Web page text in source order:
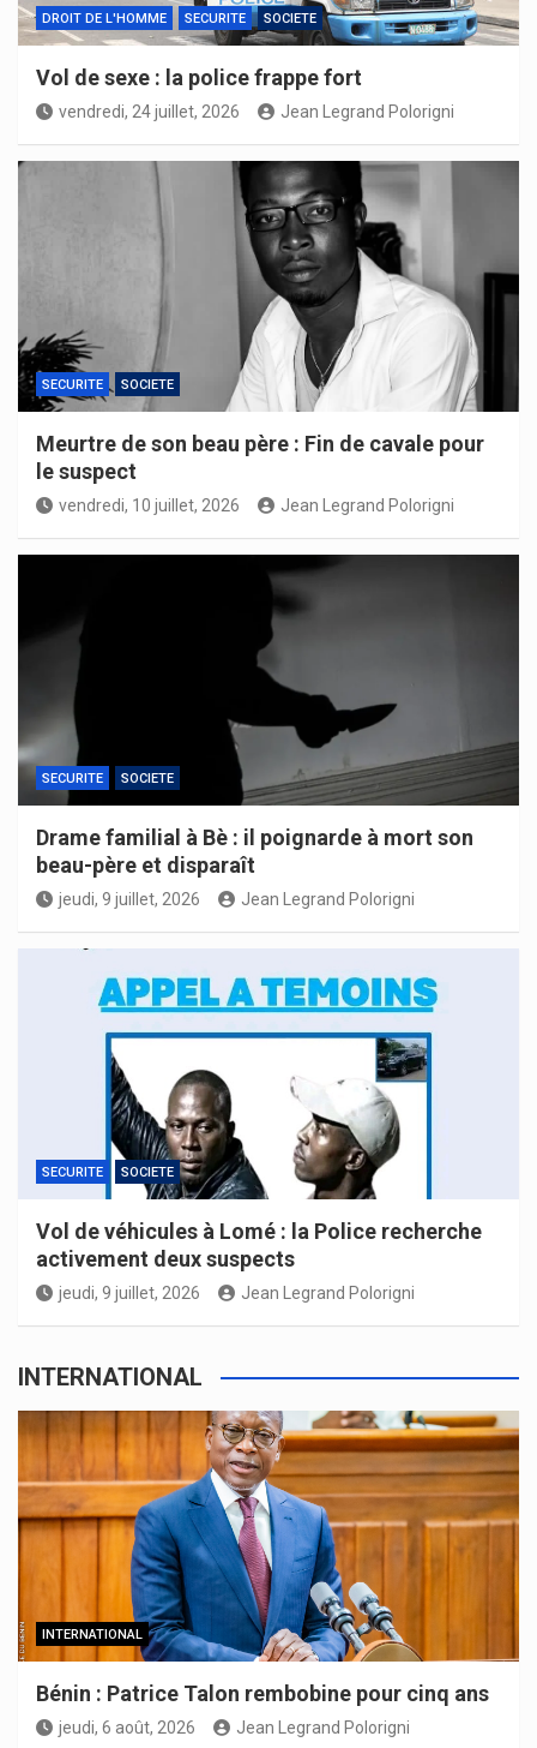
DROIT DE L'HOMME SECURITE SOCIETE
Vol de sexe : la police frappe fort
vendredi, 24 juillet, 2026 Jean Legrand Polorigni
SECURITE SOCIETE
Meurtre de son beau père : Fin de cavale pour
le suspect
vendredi, 10 juillet, 2026 Jean Legrand Polorigni
SECURITE SOCIETE
Drame familial à Bè : il poignarde à mort son
beau-père et disparaît
jeudi, 9 juillet, 2026 Jean Legrand Polorigni
SECURITE SOCIETE
Vol de véhicules à Lomé : la Police recherche
activement deux suspects
jeudi, 9 juillet, 2026 Jean Legrand Polorigni
INTERNATIONAL
INTERNATIONAL
Bénin : Patrice Talon rembobine pour cinq ans
jeudi, 6 août, 2026 Jean Legrand Polorigni